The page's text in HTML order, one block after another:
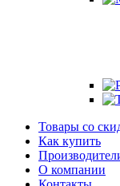
Товары со
Как купить
О компании